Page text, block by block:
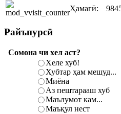
Ҳамагӣ:
Райъпурсӣ
Сомона чи хел аст?
Хеле хуб!
Хубтар ҳам мешуд...
Миёна
Аз пештарааш хуб
Маълумот кам...
Маъқул нест